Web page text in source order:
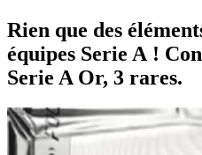
Rien que des
équipes Serie A !
Serie A Or, 3 rares.